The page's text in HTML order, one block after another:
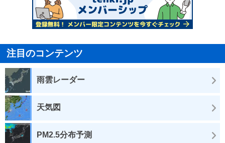
注目のコンテンツ
雨雲レーダー
天気図
PM2.5分布予測